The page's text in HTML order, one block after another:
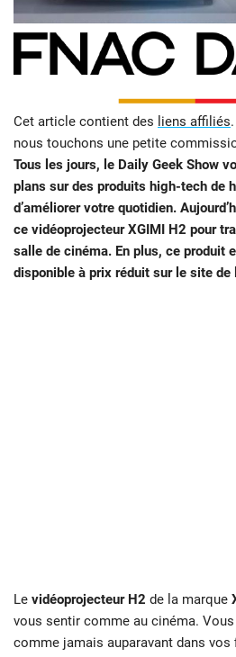
Cet article contient des liens affiliés
nous touchons une petite
Tous les jours, le Daily Geek Show
plans sur des produits high-tech de
d’améliorer votre quotidien.
ce vidéoprojecteur XGIMI H2 pour
salle de cinéma. En plus, ce produit
disponible à prix réduit sur le site de
Le vidéoprojecteur H2 de la marque
vous sentir comme au cinéma.
comme jamais auparavant dans